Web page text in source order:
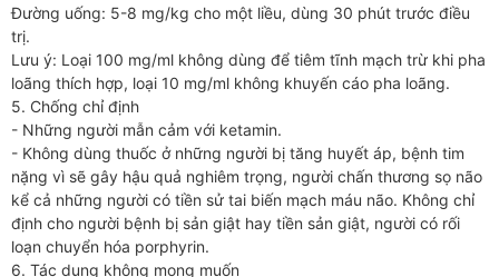
Đường uống: 5-8 mg/kg cho một liều, dùng 30 phút trước điều
trị.
Lưu ý: Loại 100 mg/ml không dùng để tiêm tĩnh mạch trừ khi pha
loãng thích hợp, loại 10 mg/ml không khuyến cáo pha loãng.
5. Chống chỉ định
- Những người mẫn cảm với ketamin.
- Không dùng thuốc ở những người bị tăng huyết áp, bệnh tim
nặng vì sẽ gây hậu quả nghiêm trọng, người chấn thương sọ não
kể cả những người có tiền sử tai biến mạch máu não. Không chỉ
định cho người bệnh bị sản giật hay tiền sản giật, người có rối
loạn chuyển hóa porphyrin.
6. Tác dụng không mong muốn